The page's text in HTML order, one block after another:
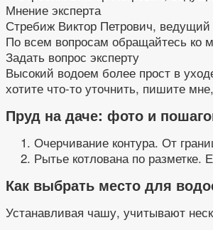
Мнение эксперта
Стребиж Виктор Петрович,
По всем вопросам обращайтесь ко
Задать вопрос эксперту
Высокий водоем более прост в
хотите что-то уточнить, пишите
Пруд на даче: фото и
Очерчивание контура. От
Рытье котлована по
Как выбрать место для
Устанавливая чашу, учитывают